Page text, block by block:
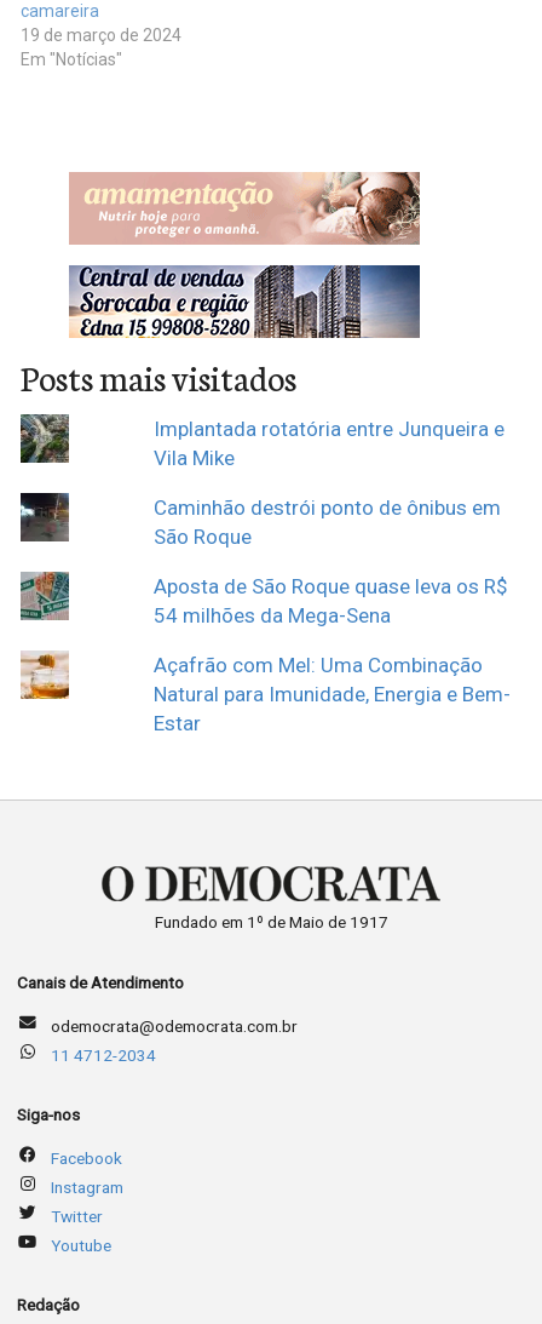
camareira
19 de março de 2024
Em "Notícias"
Posts mais visitados
Implantada rotatória entre Junqueira e
Vila Mike
Caminhão destrói ponto de ônibus em
São Roque
Aposta de São Roque quase leva os R$
54 milhões da Mega-Sena
Açafrão com Mel: Uma Combinação
Natural para Imunidade, Energia e Bem-
Estar
Fundado em 1º de Maio de 1917
Canais de Atendimento
odemocrata@odemocrata.com.br
11 4712-2034
Siga-nos
Facebook
Instagram
Twitter
Youtube
Redação